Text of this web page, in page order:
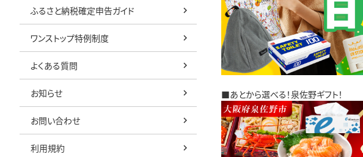
ふるさと納税確定申告ガイド
ワンストップ特例制度
よくある質問
お知らせ
お問い合わせ
利用規約
■あとから選べる！泉佐野ギフト！